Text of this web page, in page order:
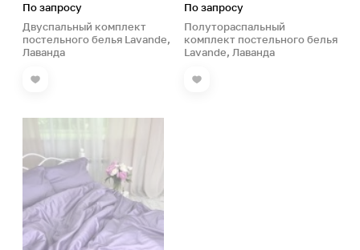
По запросу
Двуспальный комплект
постельного белья Lavande,
Лаванда
По запросу
Полутораспальный
комплект постельного белья
Lavande, Лаванда